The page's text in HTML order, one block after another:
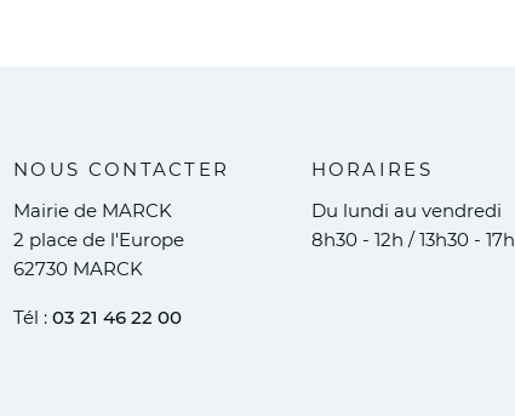
NOUS CONTACTER
Mairie de MARCK
2 place de l'Europe
62730 MARCK
Tél :03 21 46 22 00
HORAIRES
Du lundi au vendredi
8h30 - 12h / 13h30 - 17h